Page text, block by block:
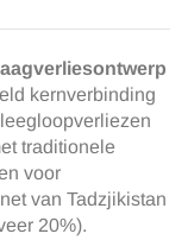
kernverbinding
traditionele
voor
van Tadzjikistan
20%).